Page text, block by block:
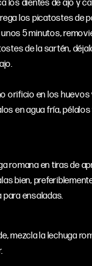
los dientes de ajo y
los picatostes de
5 minutos,
de la sartén,
orificio en los
en agua fría,
romana en tiras de
bien,
ensaladas.
mezcla la lechuga